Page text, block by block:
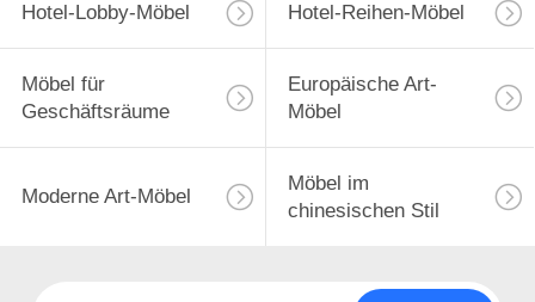
Hotel-Lobby-Möbel Hotel-Reihen-Möbel
Möbel für
Geschäftsräume
Europäische Art-
Möbel
Moderne Art-Möbel
Möbel im
chinesischen Stil